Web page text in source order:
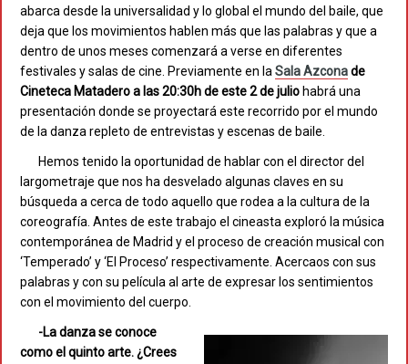
abarca desde la universalidad y lo global el mundo del baile, que
deja que los movimientos hablen más que las palabras y que a
dentro de unos meses comenzará a verse en diferentes
festivales y salas de cine. Previamente en laSala Azconade
Cineteca Matadero a las 20:30h de este 2 de julio habrá una
presentación donde se proyectará este recorrido por el mundo
de la danza repleto de entrevistas y escenas de baile.
Hemos tenido la oportunidad de hablar con el director del
largometraje que nos ha desvelado algunas claves en su
búsqueda a cerca de todo aquello que rodea a la cultura de la
coreografía. Antes de este trabajo el cineasta exploró la música
contemporánea de Madrid y el proceso de creación musical con
‘Temperado’ y ‘El Proceso’ respectivamente. Acercaos con sus
palabras y con su película al arte de expresar los sentimientos
con el movimiento del cuerpo.
-La danza se conoce
como el quinto arte. ¿Crees